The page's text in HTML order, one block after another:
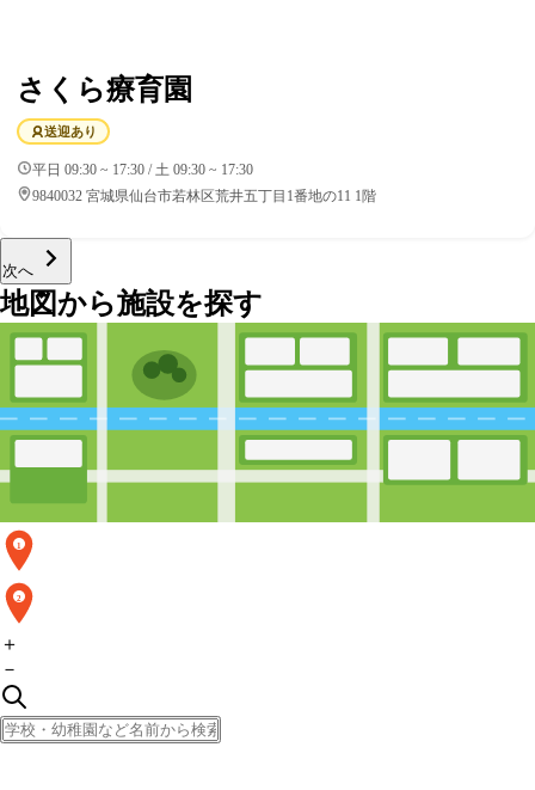
さくら療育園
送迎あり
平日 09:30 ~ 17:30 / 土 09:30 ~ 17:30
9840032 宮城県仙台市若林区荒井五丁目1番地の11 1階
次へ
地図から施設を探す
1
2
＋
－